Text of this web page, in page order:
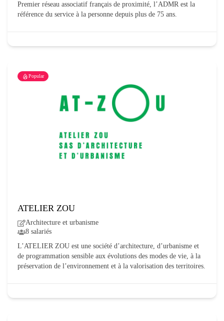
Premier réseau associatif français de proximité, l’ADMR est la
référence du service à la personne depuis plus de 75 ans.
Popular
ATELIER ZOU
Architecture et urbanisme
8 salariés
L’ATELIER ZOU est une société d’architecture, d’urbanisme et
de programmation sensible aux évolutions des modes de vie, à la
préservation de l’environnement et à la valorisation des territoires.